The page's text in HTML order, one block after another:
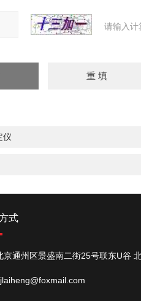
请输入计
仪
式
京通州区景盛南二街25号联东U谷 北二